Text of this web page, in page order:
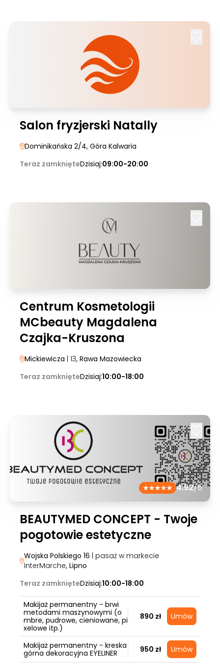
Salon fryzjerski Natally
Dominikańska 2/4, Góra Kalwaria
Teraz zamknięteDzisiaj:09:00-20:00
Centrum Kosmetologii
MCbeauty Magdalena
Czajka-Kruszona
Mickiewicza | 13, Rawa Mazowiecka
Teraz zamknięteDzisiaj:10:00-18:00
4.92/5
BEAUTYMED CONCEPT - Twoje
pogotowie estetyczne
Wojska Polskiego 16 | pasaż w markecie
InterMarche, Lipno
Teraz zamknięteDzisiaj:10:00-18:00
Makijaż permanentny - brwi
metodami maszynowymi (o
mbre, pudrowe, cieniowane, pi
xelowe itp.)
890 zł Umów
Makijaż permanentny - kreska
górna dekoracyjna EYELINER
950 zł Umów